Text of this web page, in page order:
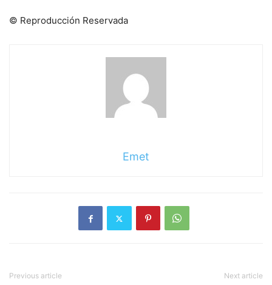
© Reproducción Reservada
Emet
Previous article Next article